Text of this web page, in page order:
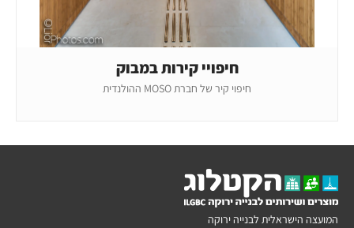
חיפויי קירות במבוק
חיפוי קיר של חברת MOSO ההולנדית
המועצה הישראלית לבנייה ירוקה